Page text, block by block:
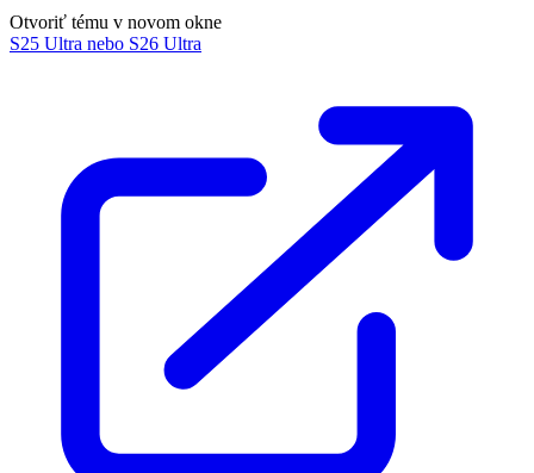
Otvoriť tému v novom okne
S25 Ultra nebo S26 Ultra